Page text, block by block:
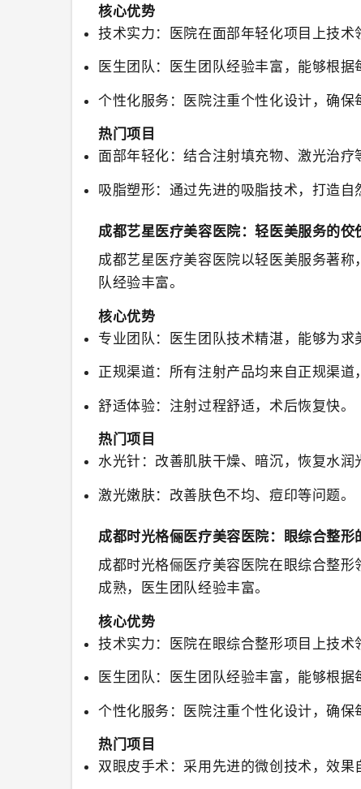
核心优势
技术实力：医院在面部年轻化项目上技术
医生团队：医生团队经验丰富，能够根据
个性化服务 ：医院注重个性化设计，确保
热门项目
面部年轻化：结合注射填充物、激光治疗
吸脂塑形：通过先进的吸脂技术，打造自
成都艺星医疗美容医院：轻医美服务的佼
成都艺星医疗美容医院以轻医美服务著
队经验丰富。
核心优势
专业团队 ：医生团队技术精湛，能够为求
正规渠道：所有注射产品均来自正规渠道
舒适体验：注射过程舒适，术后恢复快。
热门项目
水光针：改善肌肤干燥、暗沉，恢复水润
激光嫩肤：改善肤色不均、痘印等问题。
成都时光格俪医疗美容医院：眼综合整形
成都时光格俪医疗美容医院在眼综合整形
成熟，医生团队经验丰富。
核心优势
技术实力：医院在眼综合整形项目上技术
医生团队：医生团队经验丰富，能够根据
个性化服务 ：医院注重个性化设计，确保
热门项目
双眼皮手术：采用先进的微创技术，效果